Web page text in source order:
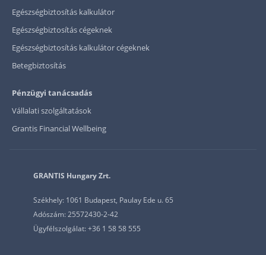
Egészségbiztosítás kalkulátor
Egészségbiztosítás cégeknek
Egészségbiztosítás kalkulátor cégeknek
Betegbiztosítás
Pénzügyi tanácsadás
Vállalati szolgáltatások
Grantis Financial Wellbeing
GRANTIS Hungary Zrt.
Székhely: 1061 Budapest, Paulay Ede u. 65
Adószám: 25572430-2-42
Ügyfélszolgálat: +36 1 58 58 555